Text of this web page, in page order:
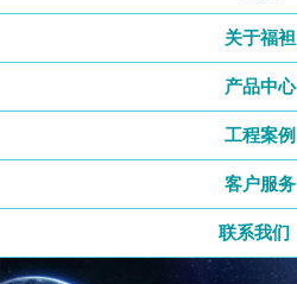
关于福袒
产品中心
工程案例
客户服务
联系我们